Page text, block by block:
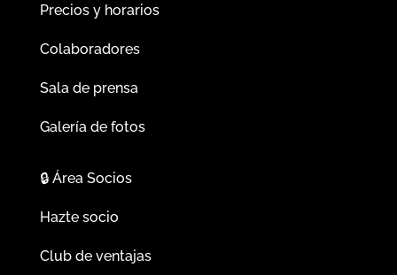
Precios y horarios
Colaboradores
Sala de prensa
Galería de fotos
🔒Área Socios
Hazte socio
Club de ventajas